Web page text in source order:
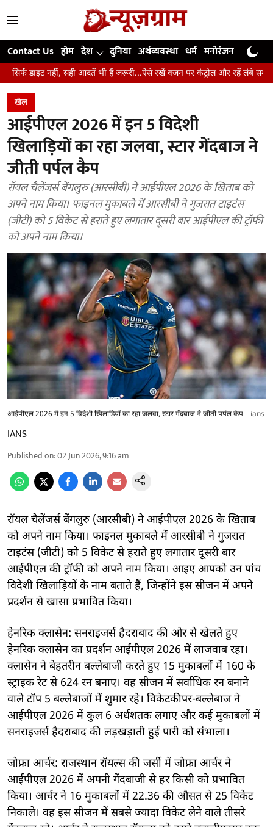
Contact Us होम देश दुनिया अर्थव्यवस्था धर्म मनोरंजन खेल
सही आदतें भी हैं जरूरी...ऐसे रखें वजन पर कंट्रोल और रहें लंबे समय तक स्वस्थ
खेल
आईपीएल 2026 में इन 5 विदेशी
खिलाड़ियों का रहा जलवा, स्टार गेंदबाज ने
जीती पर्पल कैप
रॉयल चैलेंजर्स बेंगलुरु (आरसीबी) ने आईपीएल 2026 के खिताब को
अपने नाम किया। फाइनल मुकाबले में आरसीबी ने गुजरात टाइटंस
(जीटी) को 5 विकेट से हराते हुए लगातार दूसरी बार आईपीएल की ट्रॉफी
को अपने नाम किया।
आईपीएल 2026 में इन 5 विदेशी खिलाड़ियों का रहा जलवा, स्टार गेंदबाज ने जीती पर्पल कैप ians
IANS
Published on:02 Jun 2026, 9:16 am
रॉयल चैलेंजर्स बेंगलुरु (आरसीबी) ने आईपीएल 2026 के खिताब
को अपने नाम किया। फाइनल मुकाबले में आरसीबी ने गुजरात
टाइटंस (जीटी) को 5 विकेट से हराते हुए लगातार दूसरी बार
आईपीएल की ट्रॉफी को अपने नाम किया। आइए आपको उन पांच
विदेशी खिलाड़ियों के नाम बताते हैं, जिन्होंने इस सीजन में अपने
प्रदर्शन से खासा प्रभावित किया।
हेनरिक क्लासेन: सनराइजर्स हैदराबाद की ओर से खेलते हुए
हेनरिक क्लासेन का प्रदर्शन आईपीएल 2026 में लाजवाब रहा।
क्लासेन ने बेहतरीन बल्लेबाजी करते हुए 15 मुकाबलों में 160 के
स्ट्राइक रेट से 624 रन बनाए। वह सीजन में सर्वाधिक रन बनाने
वाले टॉप 5 बल्लेबाजों में शुमार रहे। विकेटकीपर-बल्लेबाज ने
आईपीएल 2026 में कुल 6 अर्धशतक लगाए और कई मुकाबलों में
सनराइजर्स हैदराबाद की लड़खड़ाती हुई पारी को संभाला।
जोफ्रा आर्चर: राजस्थान रॉयल्स की जर्सी में जोफ्रा आर्चर ने
आईपीएल 2026 में अपनी गेंदबाजी से हर किसी को प्रभावित
किया। आर्चर ने 16 मुकाबलों में 22.36 की औसत से 25 विकेट
निकाले। वह इस सीजन में सबसे ज्यादा विकेट लेने वाले तीसरे